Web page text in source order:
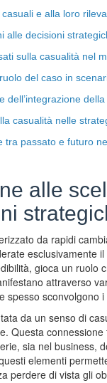
e alla loro
alle decisioni
sulla casualità nel
del caso in
dell’integrazione
casualità nelle
tra passato e futuro
alle
da rapidi
esclusivamente
gioca un ruolo
attraverso
spesso sconvolgono
da un senso di
Questa
sia nel business,
elementi
perdere di vista gli